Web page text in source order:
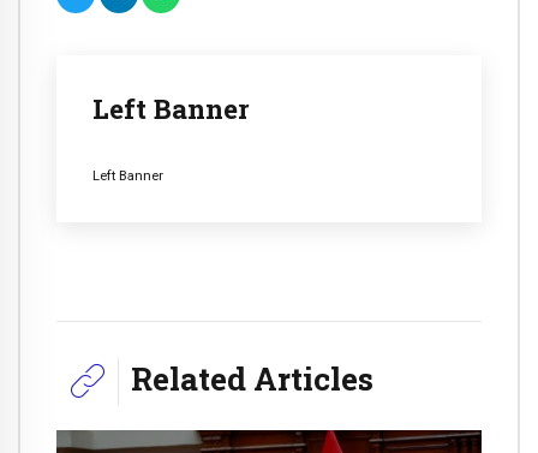
Left Banner
Left Banner
Related Articles